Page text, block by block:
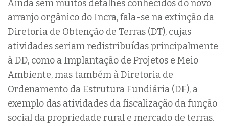
Ainda sem muitos detalhes conhecidos do novo
arranjo orgânico do Incra, fala-se na extinção da
Diretoria de Obtenção de Terras (DT), cujas
atividades seriam redistribuídas principalmente
à DD, como a Implantação de Projetos e Meio
Ambiente, mas também à Diretoria de
Ordenamento da Estrutura Fundiária (DF), a
exemplo das atividades da fiscalização da função
social da propriedade rural e mercado de terras.